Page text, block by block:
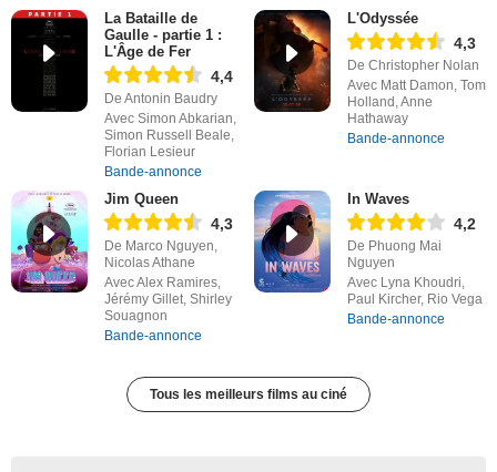
La Bataille de
Gaulle - partie 1 :
L'Âge de Fer
4,4
De Antonin Baudry
Avec Simon Abkarian,
Simon Russell Beale,
Florian Lesieur
Bande-annonce
L'Odyssée
4,3
De Christopher Nolan
Avec Matt Damon, Tom
Holland, Anne
Hathaway
Bande-annonce
Jim Queen
4,3
De Marco Nguyen,
Nicolas Athane
Avec Alex Ramires,
Jérémy Gillet, Shirley
Souagnon
Bande-annonce
In Waves
4,2
De Phuong Mai
Nguyen
Avec Lyna Khoudri,
Paul Kircher, Rio Vega
Bande-annonce
Tous les meilleurs films au ciné